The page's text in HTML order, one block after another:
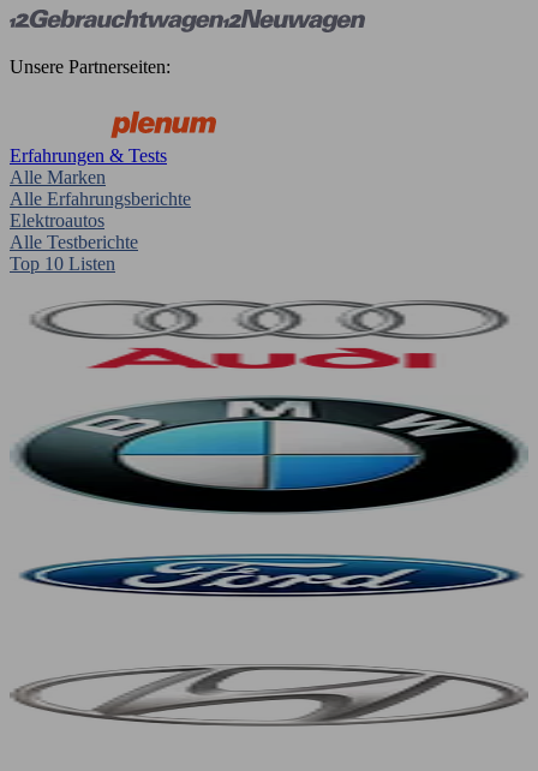
Unsere Partnerseiten:
Erfahrungen & Tests
Alle Marken
Alle Erfahrungsberichte
Elektroautos
Alle Testberichte
Top 10 Listen